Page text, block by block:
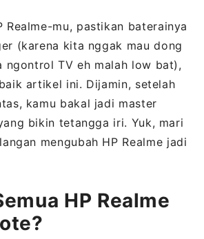
Realme-mu, pastikan baterainya
(karena kita nggak mau dong
ngontrol TV eh malah low bat),
artikel ini. Dijamin, setelah
kamu bakal jadi master
bikin tetangga iri. Yuk, mari
mengubah HP Realme jadi
HP Realme